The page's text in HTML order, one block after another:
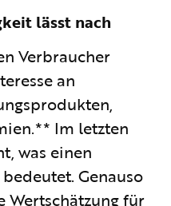
lässt nach
Verbraucher
an
Im letzten
was einen
Genauso
Wertschätzung für